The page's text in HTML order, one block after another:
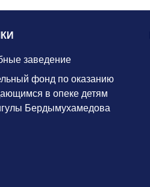
заведение
фонд по оказанию
в опеке детям
Бердымухамедова